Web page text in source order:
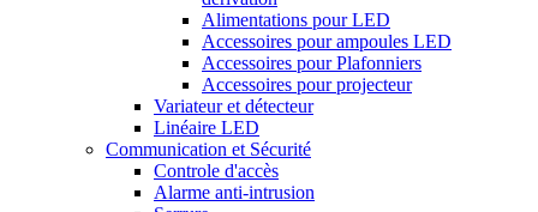
Alimentations pour LED
Accessoires pour ampoules LED
Accessoires pour Plafonniers
Accessoires pour projecteur
Variateur et détecteur
Linéaire LED
Communication et Sécurité
Controle d'accès
Alarme anti-intrusion